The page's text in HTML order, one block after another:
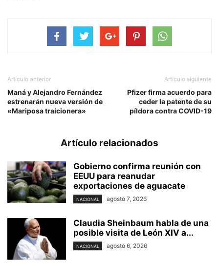
Artículo anterior
Maná y Alejandro Fernández
estrenarán nueva versión de
«Mariposa traicionera»
Artículo siguiente
Pfizer firma acuerdo para
ceder la patente de su
píldora contra COVID-19
Artículo relacionados
Gobierno confirma reunión con
EEUU para reanudar
exportaciones de aguacate
NACIONAL agosto 7, 2026
Claudia Sheinbaum habla de una
posible visita de León XIV a...
NACIONAL agosto 6, 2026